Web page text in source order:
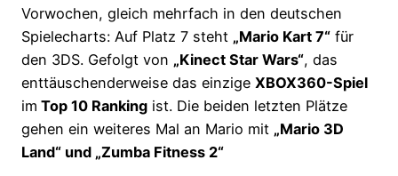
Vorwochen, gleich mehrfach in den deutschen
Spielecharts: Auf Platz 7 steht „Mario Kart 7“ für
den 3DS. Gefolgt von „Kinect Star Wars“, das
enttäuschenderweise das einzige XBOX360-Spiel
im Top 10 Ranking ist. Die beiden letzten Plätze
gehen ein weiteres Mal an Mario mit „Mario 3D
Land“ und „Zumba Fitness 2“